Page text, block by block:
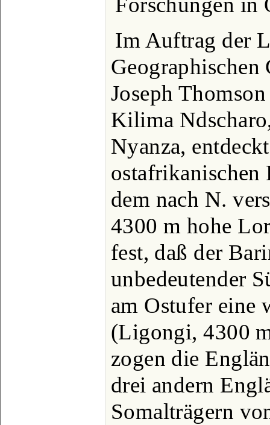
Im Auftrag der
Geographischen
Joseph
Kilima
Nyanza,
ostafrikanischen
dem nach N.
4300 m hohe
fest, daß der
unbedeutender
am Ostufer eine
(Ligongi, 4300
zogen die
drei andern
Somalträgern